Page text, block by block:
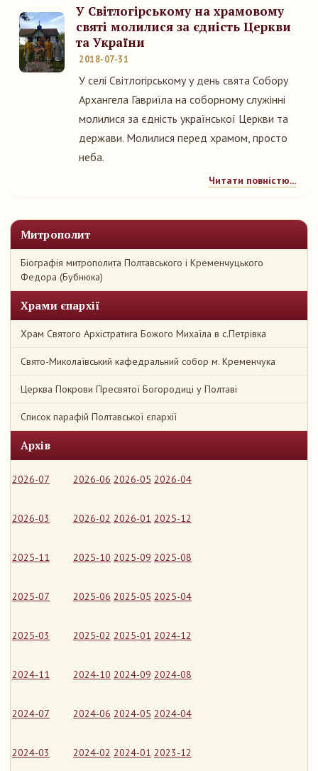
Митрополит
Біографія митрополита Полтавського і Кременчуцького
Федора (Бубнюка)
Храми єпархії
Храм Святого Архістратига Божого Михаїла в с.Петрівка
Свято-Миколаївський кафедральний собор м. Кременчука
Церква Покрови Пресвятої Богородиці у Полтаві
Список парафій Полтавської єпархії
Архів
2026-07 2026-06 2026-05 2026-04
2026-03 2026-02 2026-01 2025-12
2025-11 2025-10 2025-09 2025-08
2025-07 2025-06 2025-05 2025-04
2025-03 2025-02 2025-01 2024-12
2024-11 2024-10 2024-09 2024-08
2024-07 2024-06 2024-05 2024-04
2024-03 2024-02 2024-01 2023-12
У Світлогірському на храмовому
святі молилися за єдність Церкви
та України
2018-07-31
У селі Світлогірському у день свята Собору
Архангела Гавриїла на соборному служінні
молилися за єдність української Церкви та
держави. Молилися перед храмом, просто
неба.
Читати повністю...